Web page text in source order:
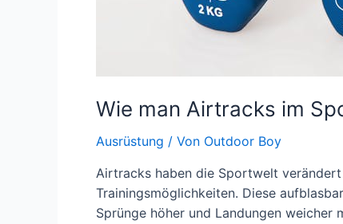
Wie man Airtracks im
Ausrüstung / Von Outdoor Boy
Airtracks haben die Sportwelt
Trainingsmöglichkeiten. Diese
Sprünge höher und Landungen weicher